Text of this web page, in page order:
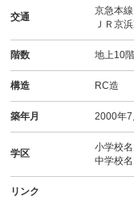
交通
京急本
ＪＲ京
階数 地上10階
構造 RC造
築年月 2000年7
学区
小学校
中学校
リンク